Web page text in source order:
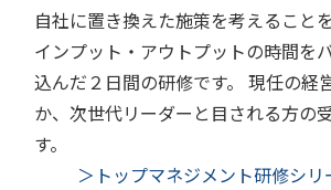
自社に置き換えた施策を考えること
インプット・アウトプットの時間を
込んだ２日間の研修です。 現任の経
か、次世代リーダーと目される方の
す。
＞トップマネジメント研修シ